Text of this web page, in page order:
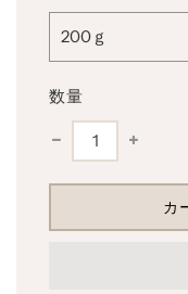
200ｇ
数量
読
み
カ